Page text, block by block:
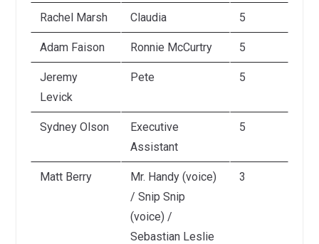
Rachel Marsh Claudia 5
Adam Faison Ronnie McCurtry 5
Jeremy
Levick
Pete 5
Sydney Olson
Executive
Assistant
5
Matt Berry
Mr. Handy (voice)
/ Snip Snip
(voice) /
Sebastian Leslie
3